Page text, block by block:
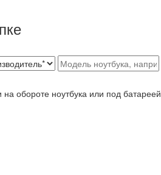
обороте ноутбука или под батареей